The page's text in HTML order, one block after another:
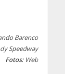
Barenco
Speedway
Fotos:Web